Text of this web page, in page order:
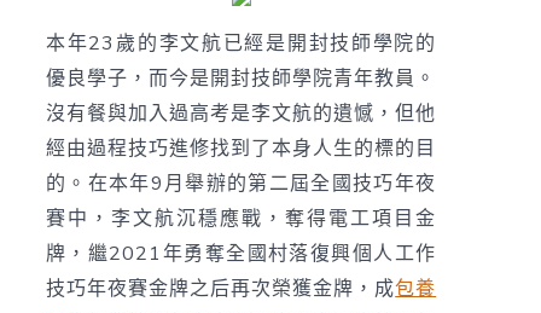
本年23歲的李文航已經是開封技師學院的
優良學子，而今是開封技師學院青年教員。
沒有餐與加入過高考是李文航的遺憾，但他
經由過程技巧進修找到了本身人生的標的目
的。在本年9月舉辦的第二屆全國技巧年夜
賽中，李文航沉穩應戰，奪得電工項目金
牌，繼2021年勇奪全國村落復興個人工作
技巧年夜賽金牌之后再次榮獲金牌，成包養